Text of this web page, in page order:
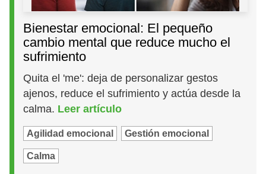
Bienestar emocional: El pequeño
cambio mental que reduce mucho el
sufrimiento
Quita el 'me': deja de personalizar gestos
ajenos, reduce el sufrimiento y actúa desde la
calma. Leer artículo
Agilidad emocional Gestión emocional
Calma